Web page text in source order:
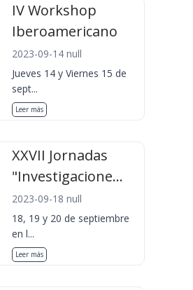
IV Workshop
Iberoamericano
2023-09-14 null
Jueves 14 y Viernes 15 de
sept...
Leer más
XXVII Jornadas
"Investigacione...
2023-09-18 null
18, 19 y 20 de septiembre
en l...
Leer más